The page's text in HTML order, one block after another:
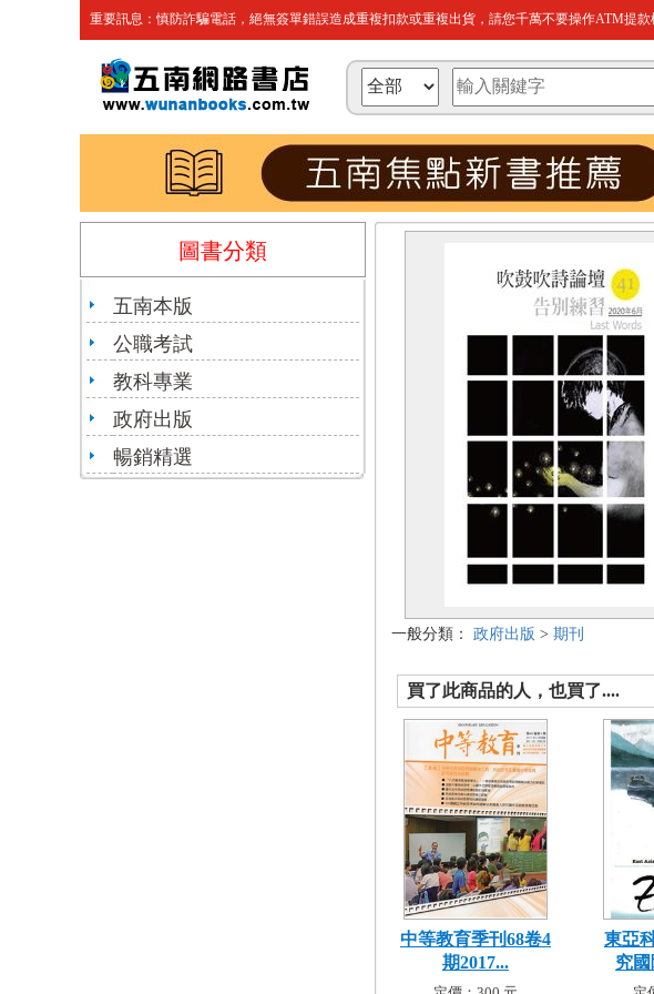
重要訊息：慎防詐騙電話，絕無簽單錯誤造成重複扣款或重複出貨，請您千萬不要操作ATM提款
圖書分類
五南本版
公職考試
教科專業
政府出版
暢銷精選
一般分類： 政府出版 > 期刊
買了此商品的人，也買了....
中等教育季刊68卷4
期2017...
東亞
究國